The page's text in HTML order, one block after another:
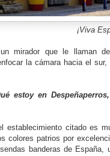
¡Viva
mirador que le llaman
la cámara hacia el
estoy en
establecimiento citado es
colores patrios por
banderas de España,